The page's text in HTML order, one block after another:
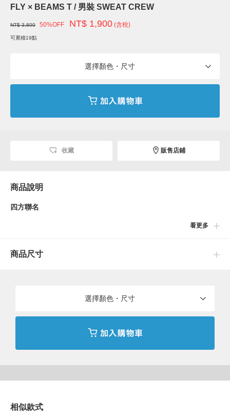
FLY × BEAMS T / 男裝 SWEAT CREW
NT$ 3,800 50%OFF NT$ 1,900 (含稅)
可累積19點
選擇顏色・尺寸
收藏 販售店鋪
商品說明
四方聯名
以澳洲為據點活動的獨立出版社〈MPK STUDIO〉、來自台灣的
藝術團體〈AGARIC FLY〉。此次由〈BEAMS T〉加入，促成橫
收錄該藝術作品的ZINE由〈MPK STUDIO〉負責裝訂製作，完成
看更多
商品尺寸
選擇顏色・尺寸
相似款式